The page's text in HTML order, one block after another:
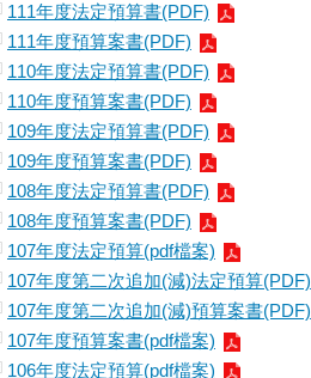
111年度法定預算書(PDF)
111年度預算案書(PDF)
110年度法定預算書(PDF)
110年度預算案書(PDF)
109年度法定預算書(PDF)
109年度預算案書(PDF)
108年度法定預算書(PDF)
108年度預算案書(PDF)
107年度法定預算(pdf檔案)
107年度第二次追加(減)法定預算(PDF)
107年度第二次追加(減)預算案書(PDF)
107年度預算案書(pdf檔案)
106年度法定預算(pdf檔案)